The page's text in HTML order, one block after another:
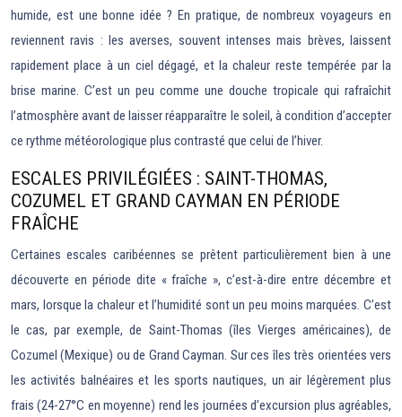
humide, est une bonne idée ? En pratique, de nombreux voyageurs en
reviennent ravis : les averses, souvent intenses mais brèves, laissent
rapidement place à un ciel dégagé, et la chaleur reste tempérée par la
brise marine. C’est un peu comme une douche tropicale qui rafraîchit
l’atmosphère avant de laisser réapparaître le soleil, à condition d’accepter
ce rythme météorologique plus contrasté que celui de l’hiver.
ESCALES PRIVILÉGIÉES : SAINT-THOMAS,
COZUMEL ET GRAND CAYMAN EN PÉRIODE
FRAÎCHE
Certaines escales caribéennes se prêtent particulièrement bien à une
découverte en période dite « fraîche », c’est-à-dire entre décembre et
mars, lorsque la chaleur et l’humidité sont un peu moins marquées. C’est
le cas, par exemple, de Saint-Thomas (îles Vierges américaines), de
Cozumel (Mexique) ou de Grand Cayman. Sur ces îles très orientées vers
les activités balnéaires et les sports nautiques, un air légèrement plus
frais (24-27°C en moyenne) rend les journées d’excursion plus agréables,